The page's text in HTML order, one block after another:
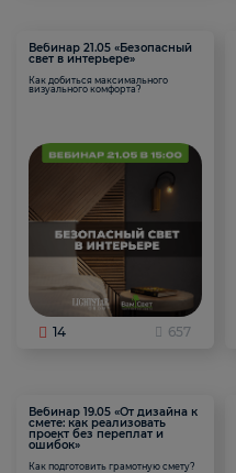
Вебинар 21.05 «Безопасный
свет в интерьере»
Как добиться максимального
визуального комфорта?
14 657
Вебинар 19.05 «От дизайна к
смете: как реализовать
проект без переплат и
ошибок»
Как подготовить грамотную смету?